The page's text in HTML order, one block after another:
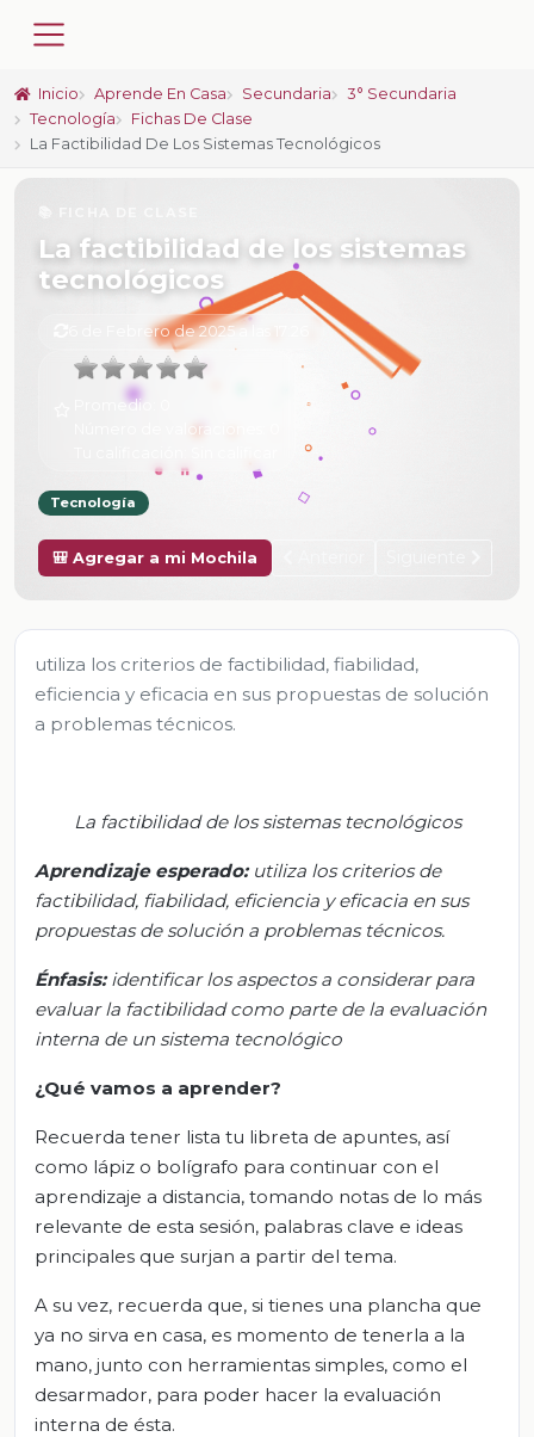
Inicio Aprende En Casa Secundaria
3° Secundaria
Tecnología
Fichas De Clase
La Factibilidad De Los Sistemas Tecnológicos
La factibilidad de los sistemas
tecnológicos
6 de Febrero de 2025 a las 17:26
Promedio:
Número de valoraciones:
Tecnología
🎒 Agregar a mi Mochila
utiliza los criterios de factibilidad, fiabilidad,
eficiencia y eficacia en sus propuestas de solución
a problemas técnicos.
La factibilidad de los sistemas tecnológicos
Aprendizaje esperado: utiliza los criterios de
factibilidad, fiabilidad, eficiencia y eficacia en sus
propuestas de solución a problemas técnicos.
Énfasis: identificar los aspectos a considerar para
evaluar la factibilidad como parte de la evaluación
interna de un sistema tecnológico
¿Qué vamos a aprender?
Recuerda tener lista tu libreta de apuntes, así
como lápiz o bolígrafo para continuar con el
aprendizaje a distancia, tomando notas de lo más
relevante de esta sesión, palabras clave e ideas
principales que surjan a partir del tema.
A su vez, recuerda que, si tienes una plancha que
ya no sirva en casa, es momento de tenerla a la
mano, junto con herramientas simples, como el
desarmador, para poder hacer la evaluación
interna de ésta.